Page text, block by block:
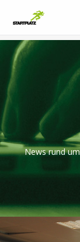
News rund